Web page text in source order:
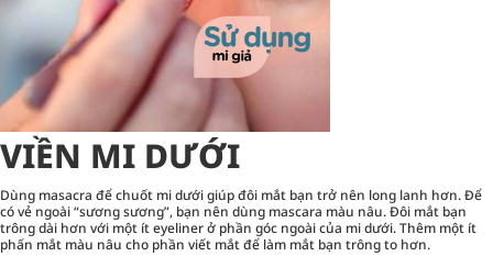
VIỀN MI DƯỚI
Dùng masacra để chuốt mi dưới giúp đôi mắt bạn trở nên long lanh hơn. Để
có vẻ ngoài “sương sương”, bạn nên dùng mascara màu nâu. Đôi mắt bạn
trông dài hơn với một ít eyeliner ở phần góc ngoài của mi dưới. Thêm một ít
phấn mắt màu nâu cho phần viết mắt để làm mắt bạn trông to hơn.